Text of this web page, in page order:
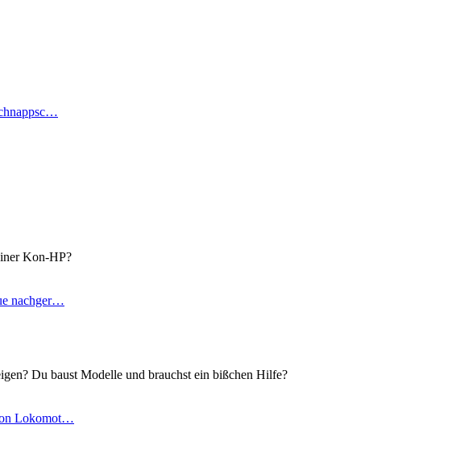
Kon-HP?
nachger…
Du baust Modelle und brauchst ein bißchen Hilfe?
Lokomot…